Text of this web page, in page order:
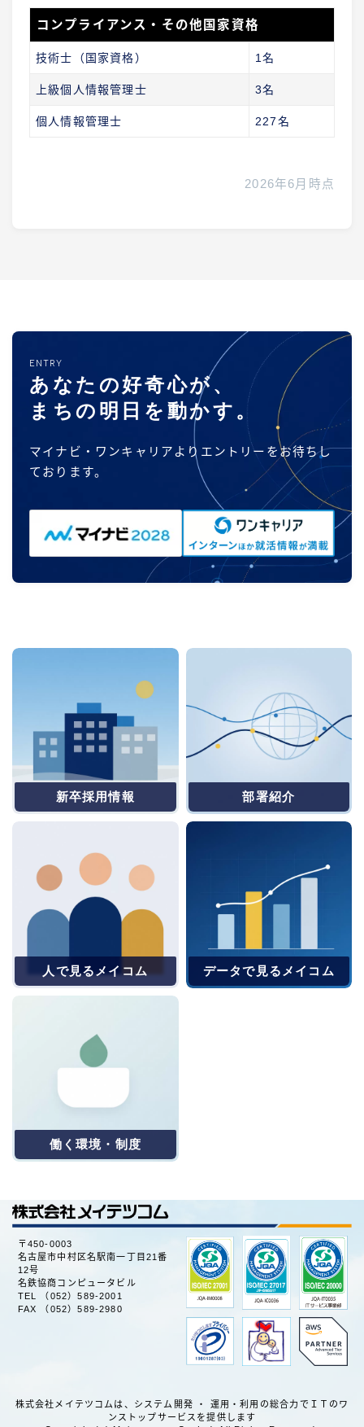
コンプライアンス・その他国家資格
技術士（国家資格） 1名
上級個人情報管理士 3名
個人情報管理士 227名
2026年6月時点
ENTRY
あなたの好奇心が、
まちの明日を動かす。
マイナビ・ワンキャリアよりエントリーをお待ちし
ております。
新卒採用情報 部署紹介
人で見るメイコム データで見るメイコム
働く環境・制度
〒450-0003
名古屋市中村区名駅南一丁目21番
12号
名鉄協商コンピュータビル
TEL （052）589-2001
FAX （052）589-2980
株式会社メイテツコムは、システム開発 ・ 運用・利用の総合力でＩＴのワ
ンストップサービスを提供します